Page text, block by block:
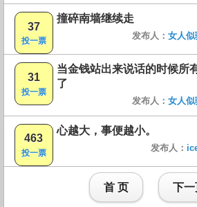
37
投一票
撞碎南墙继续走
发布人： 女人似
31
投一票
当金钱站出来说话的时候所
了
发布人： 女人似
463
投一票
心越大，事便越小。
发布人：
首 页 下一